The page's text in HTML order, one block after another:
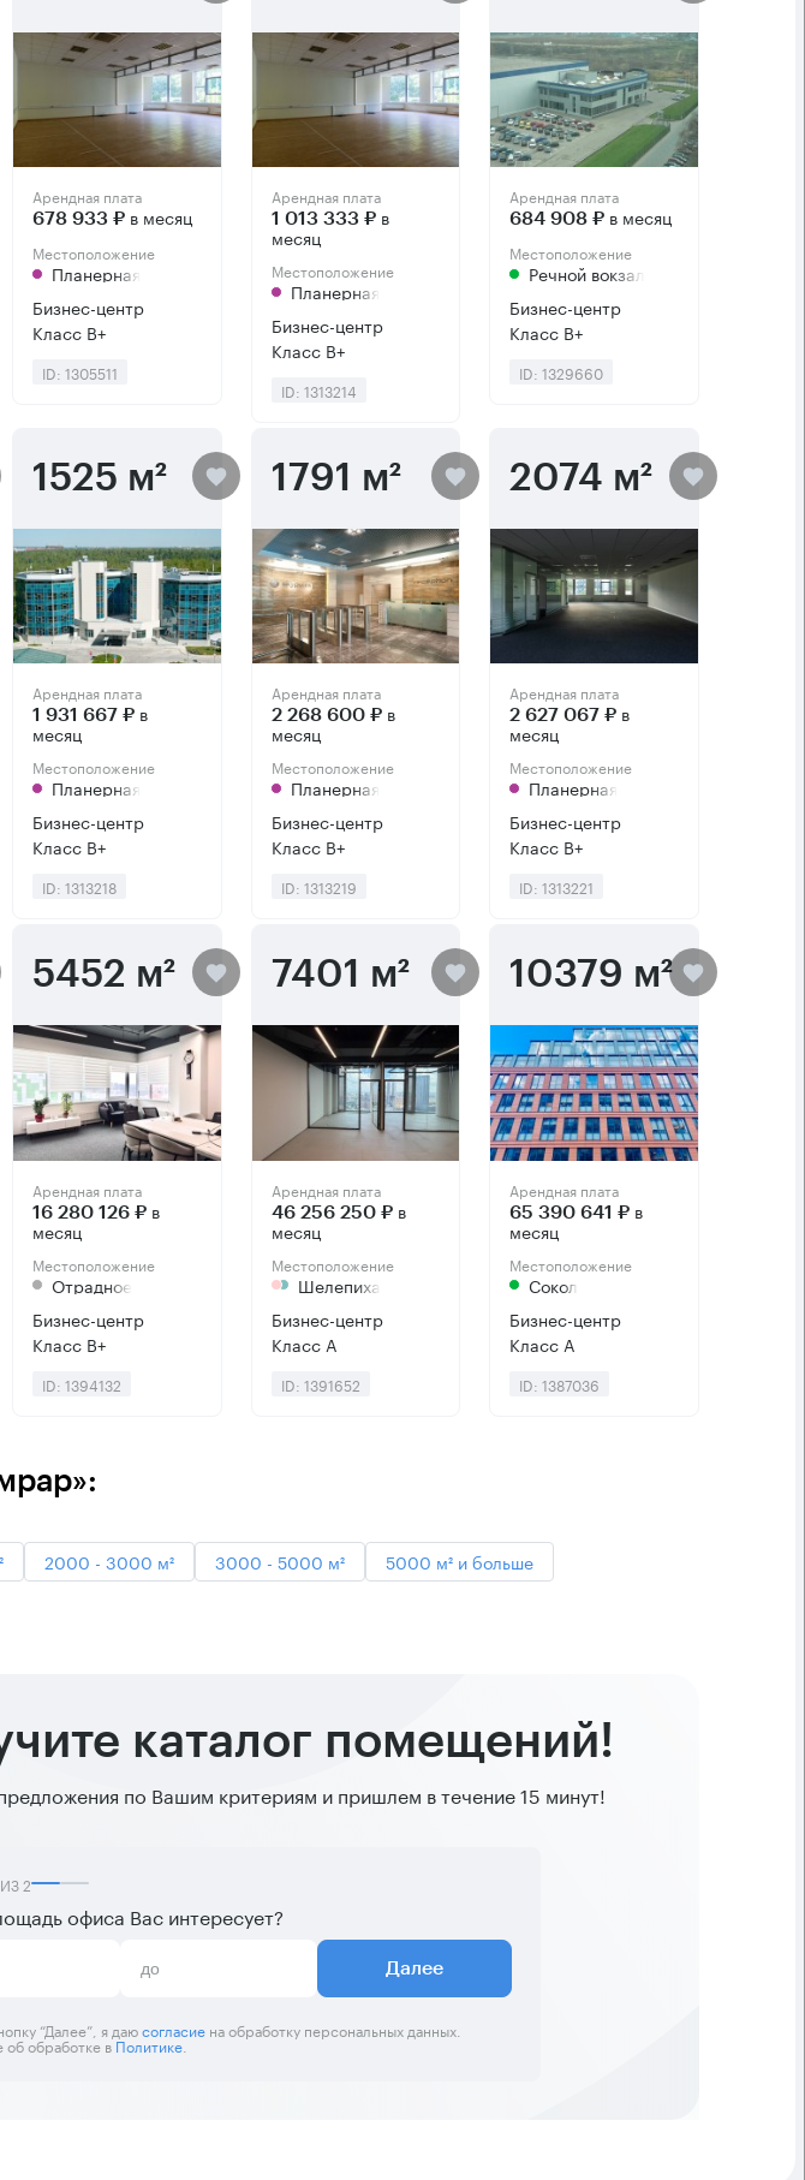
Арендная плата
678 933 ₽в месяц
Местоположение
Планерная
Бизнес-центр
Класс B+
ID: 1305511
Арендная плата
1 013 333 ₽в
месяц
Местоположение
Планерная
Бизнес-центр
Класс B+
ID: 1313214
Арендная плата
684 908 ₽ в месяц
Местоположение
Речной вокзал
Бизнес-центр
Класс B+
ID: 1329660
1525 м²
Арендная плата
1 931 667 ₽в
месяц
Местоположение
Планерная
Бизнес-центр
Класс B+
ID: 1313218
1791 м²
Арендная плата
2 268 600 ₽в
месяц
Местоположение
Планерная
Бизнес-центр
Класс B+
ID: 1313219
2074 м²
Арендная плата
2 627 067 ₽ в
месяц
Местоположение
Планерная
Бизнес-центр
Класс B+
ID: 1313221
5452 м²
Арендная плата
16 280 126 ₽в
месяц
Местоположение
Отрадное
Бизнес-центр
Класс B+
ID: 1394132
7401 м²
Арендная плата
46 256 250 ₽в
месяц
Местоположение
Шелепиха
Бизнес-центр
Класс А
ID: 1391652
10379 м²
Арендная плата
65 390 641 ₽ в
месяц
Местоположение
Сокол
Бизнес-центр
Класс А
ID: 1387036
2000 - 3000 м² 3000 - 5000 м² 5000 м² и больше
каталог помещений!
по Вашим критериям и пришлем в течение 15 минут!
ИЗ2
офиса Вас интересует?
Далее
“Далее”, я даюсогласиена обработку персональных данных.
об обработке вПолитике.